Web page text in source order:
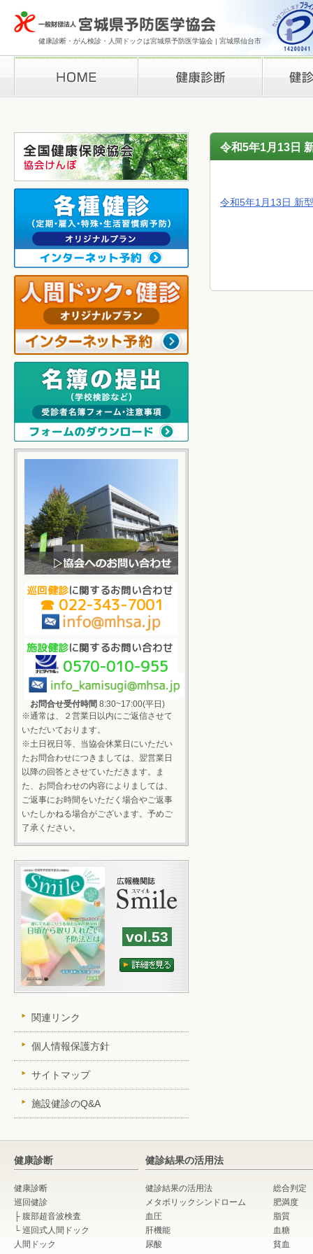
健康診断・がん検診・人間ドックは宮城県予防医学協会 | 宮城県仙台市
令和5年1月13日
令和5年1月13日 新
巡回健診に関するお問い合わせ
☎ 022-343-7001
施設健診に関するお問い合わせ
0570-010-955
お問合せ受付時間 8:30~17:00(平日)
※通常は、２営業日以内にご返信させて
いただいております。
※土日祝日等、当協会休業日にいただい
たお問合わせにつきましては、翌営業日
以降の回答とさせていただきます。ま
た、お問合わせの内容によりましては、
ご返事にお時間をいただく場合やご返事
いたしかねる場合がございます。予めご
了承ください。
vol.53
関連リンク
個人情報保護方針
サイトマップ
施設健診のQ&A
健康診断
健康診断
巡回健診
├ 腹部超音波検査
└ 巡回式人間ドック
人間ドック
健診結果の活用法
健診結果の活用法
総合判定
メタボリックシンドローム
肥満度
血圧
脂質
肝機能
血糖
尿酸
貧血